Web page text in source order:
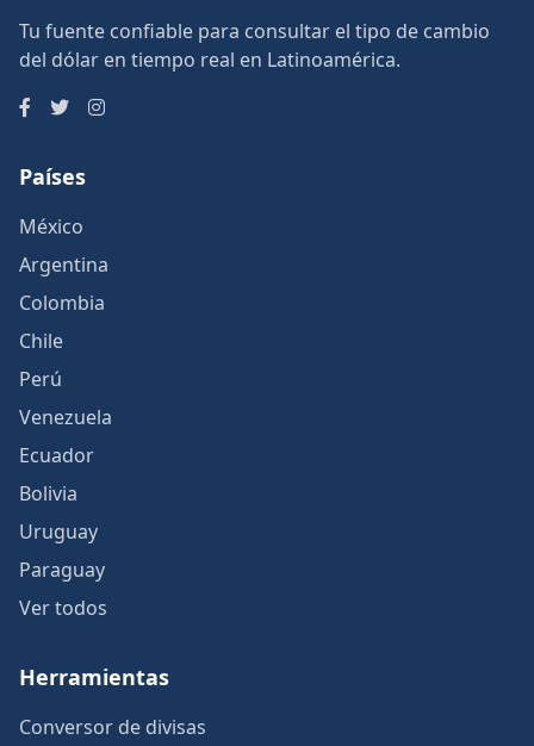
Tu fuente confiable para consultar el tipo de cambio
del dólar en tiempo real en Latinoamérica.
Países
México
Argentina
Colombia
Chile
Perú
Venezuela
Ecuador
Bolivia
Uruguay
Paraguay
Ver todos
Herramientas
Conversor de divisas